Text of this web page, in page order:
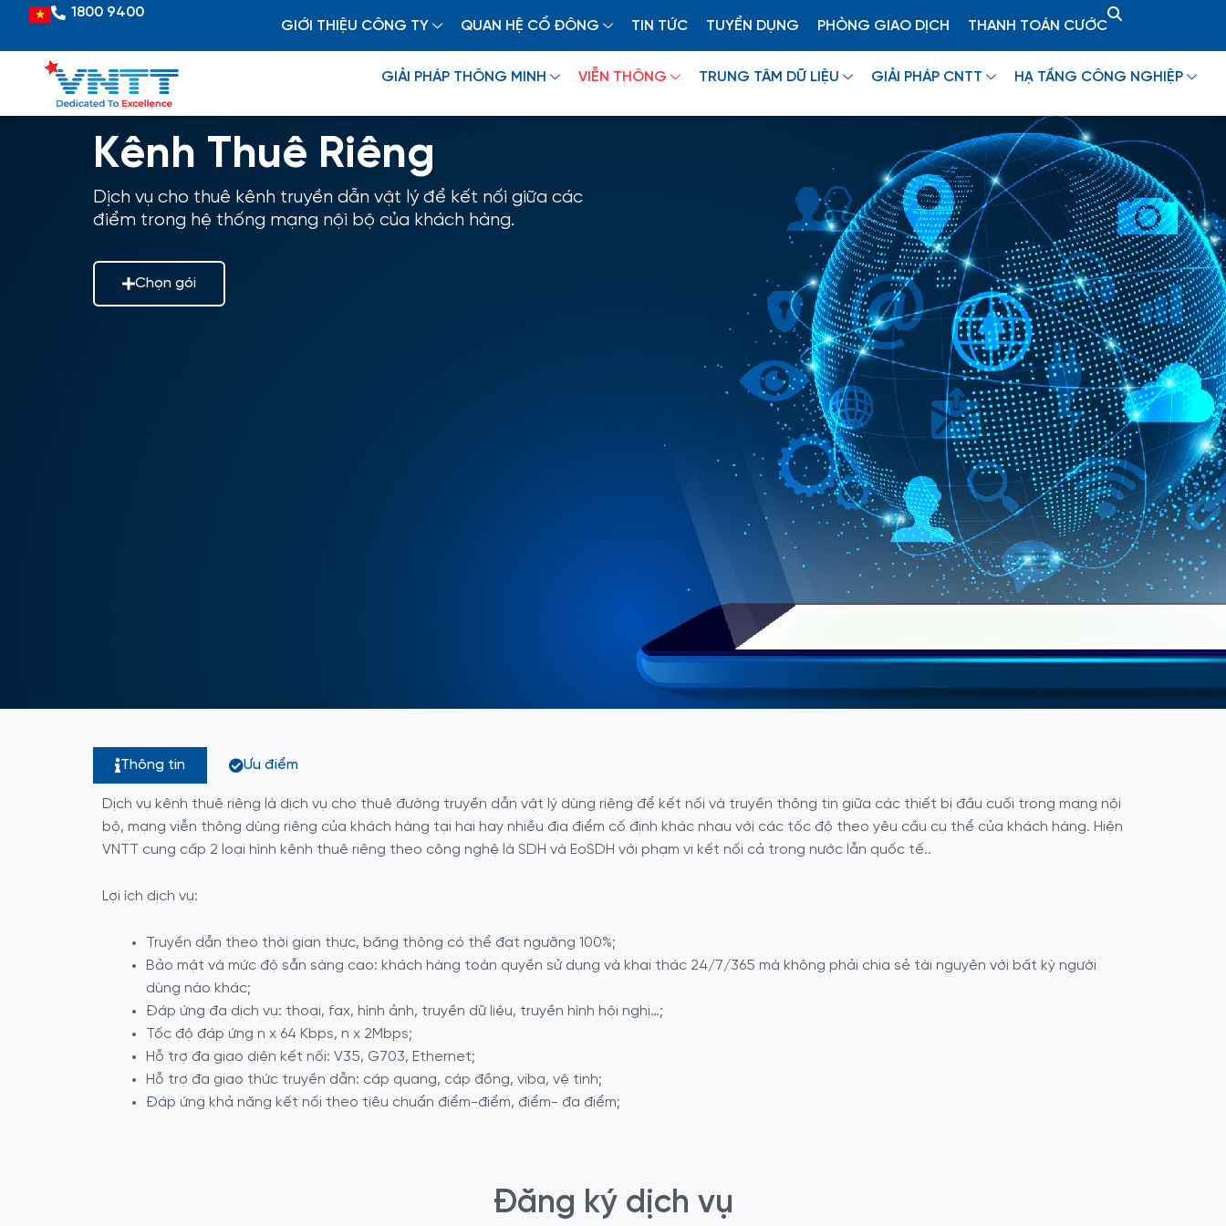
content
Vietnamese
1800 9400
GIỚI THIỆU CÔNG TY
QUAN HỆ CỔ ĐÔNG TIN TỨC TUYỂN DỤNG PHÒNG GIAO DỊCH THANH TOÁN CƯỚC
GIẢI PHÁP THÔNG MINH VIỄN THÔNG TRUNG TÂM DỮ LIỆU GIẢI PHÁP CNTT HẠ TẦNG CÔNG NGHIỆP
Kênh Thuê Riêng
Dịch vụ cho thuê kênh truyền dẫn vật lý để kết nối giữa các
điểm trong hệ thống mạng nội bộ của khách hàng.
Chọn gói
Thông tin Ưu điểm
Dịch vụ kênh thuê riêng là dịch vụ cho thuê đường truyền dẫn vật lý dùng riêng để kết nối và truyền thông tin giữa các thiết bị đầu cuối trong mạng nội
bộ, mạng viễn thông dùng riêng của khách hàng tại hai hay nhiều địa điểm cố định khác nhau với các tốc độ theo yêu cầu cụ thể của khách hàng. Hiện
VNTT cung cấp 2 loại hình kênh thuê riêng theo công nghệ là SDH và EoSDH với phạm vi kết nối cả trong nước lẫn quốc tế..
Lợi ích dịch vụ:
Truyền dẫn theo thời gian thực, băng thông có thể đạt ngưỡng 100%;
Bảo mật và mức độ sẵn sàng cao: khách hàng toàn quyền sử dụng và khai thác 24/7/365 mà không phải chia sẻ tài nguyên với bất kỳ người
dùng nào khác;
Đáp ứng đa dịch vụ: thoại, fax, hình ảnh, truyền dữ liệu, truyền hình hội nghị…;
Tốc độ đáp ứng n x 64 Kbps, n x 2Mbps;
Hỗ trợ đa giao diện kết nối: V35, G703, Ethernet;
Hỗ trợ đa giao thức truyền dẫn: cáp quang, cáp đồng, viba, vệ tinh;
Đáp ứng khả năng kết nối theo tiêu chuẩn điểm-điểm, điểm- đa điểm;
Đăng ký dịch vụ